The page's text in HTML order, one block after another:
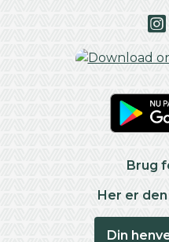
Brug
Her er
Din